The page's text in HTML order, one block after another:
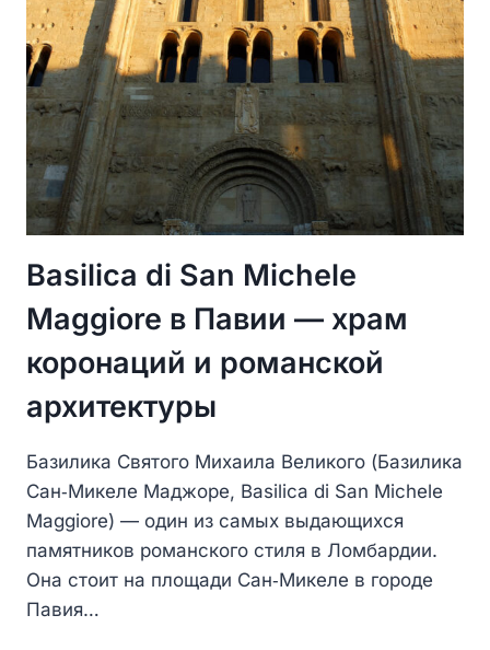
Basilica di San Michele
Maggiore в Павии — храм
коронаций и романской
архитектуры
Базилика Святого Михаила Великого (Базилика
Сан‑Микеле Маджоре, Basilica di San Michele
Maggiore) — один из самых выдающихся
памятников романского стиля в Ломбардии.
Она стоит на площади Сан‑Микеле в городе
Павия…